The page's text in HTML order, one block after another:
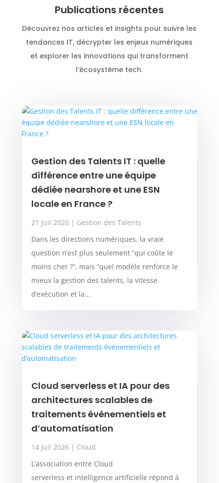
Publications récentes
Découvrez nos articles et insights pour suivre les
tendances IT, décrypter les enjeux numériques
et explorer les innovations qui transforment
l’écosystème tech.
Gestion des Talents IT : quelle
différence entre une équipe
dédiée nearshore et une ESN
locale en France ?
21 Juil 2026| Gestion des Talents
Dans les directions numériques, la vraie
question n’est plus seulement “qui coûte le
moins cher ?”, mais “quel modèle renforce le
mieux la gestion des talents, la vitesse
d’exécution et la...
Cloud serverless et IA pour des
architectures scalables de
traitements événementiels et
d’automatisation
14 Juil 2026| Cloud
L’association entre Cloud
serverless et intelligence artificielle répond à